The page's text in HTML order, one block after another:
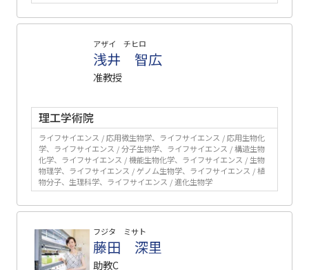
アザイ チヒロ
浅井 智広
准教授
理工学術院
ライフサイエンス / 応用微生物学、ライフサイエンス / 応用生物化
学、ライフサイエンス / 分子生物学、ライフサイエンス / 構造生物
化学、ライフサイエンス / 機能生物化学、ライフサイエンス / 生物
物理学、ライフサイエンス / ゲノム生物学、ライフサイエンス / 植
物分子、生理科学、ライフサイエンス / 進化生物学
フジタ ミサト
藤田 深里
助教C